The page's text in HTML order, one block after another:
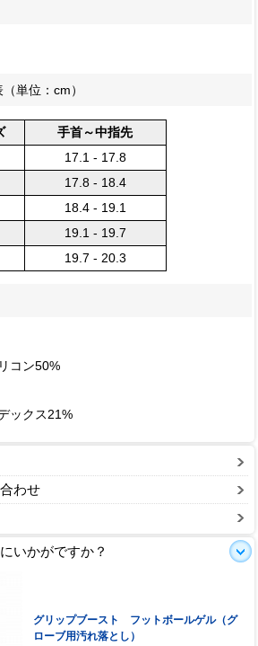
単位：cm）
手首～中指先
17.1 - 17.8
17.8 - 18.4
18.4 - 19.1
19.1 - 19.7
19.7 - 20.3
コン50%
ックス21%
わせ
いかがですか？
グリップブースト フットボールゲル（グ
ローブ用汚れ落とし）